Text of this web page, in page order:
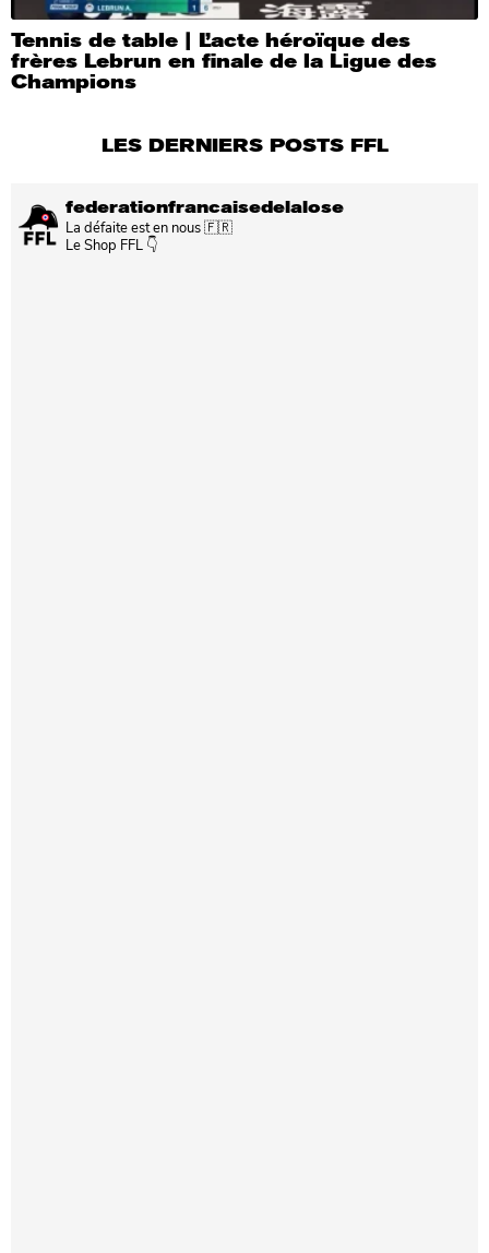
Tennis de table | L’acte héroïque des
frères Lebrun en finale de la Ligue des
Champions
LES DERNIERS POSTS FFL
federationfrancaisedelalose
La défaite est en nous 🇫🇷
Le Shop FFL 👇